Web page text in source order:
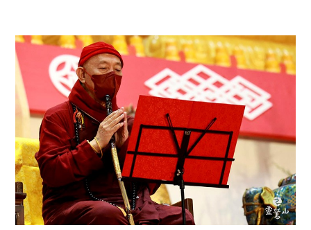
學習分享